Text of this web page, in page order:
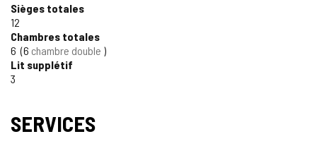
Sièges totales
12
Chambres totales
6 6 chambre double
Lit supplétif
3
SERVICES